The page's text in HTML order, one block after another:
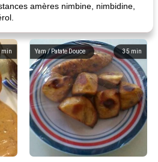
amères nimbine, nimbidine,
min 35 min
Yam / Patate Douce